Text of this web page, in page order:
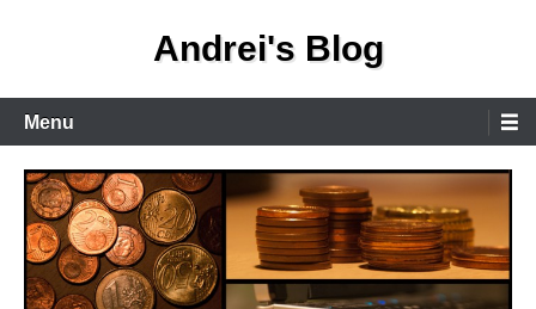
Andrei's Blog
Primary
Menu
Menu